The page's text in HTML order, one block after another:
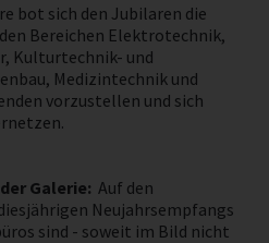
NEWS
bot sich den Jubilaren die
Bereichen Elektrotechnik,
Kulturtechnik- und
Medizintechnik und
vorzustellen und sich
Galerie: Auf den
Neujahrsempfangs
sind - soweit im Bild nicht